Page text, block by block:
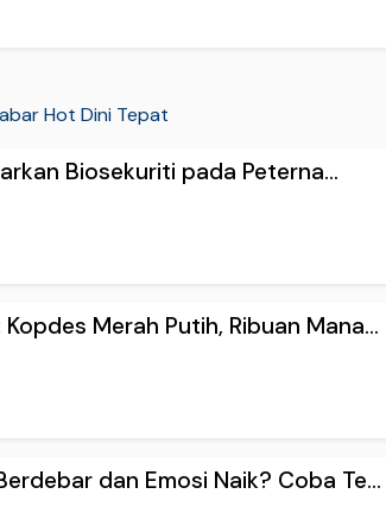
Hot Dini Tepat
Biosekuriti pada Peterna...
Merah Putih, Ribuan Mana...
dan Emosi Naik? Coba Te...